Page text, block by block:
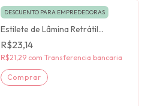
DESCUENTO PARA EMPREDEDORAS
Estilete de Lâmina Retrátil
Artesana Taller
R$23,14
R$21,29 com Transferencia bancaria